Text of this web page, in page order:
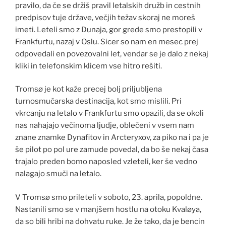
:
/
/
m
o
d
f
i
n
i
l
a
d
v
s
e
r
pravilo, da če se držiš pravil letalskih družb in cestnih
predpisov tuje države, večjih težav skoraj ne moreš
imeti. Leteli smo z Dunaja, gor grede smo prestopili v
Frankfurtu, nazaj v Oslu. Sicer so nam en mesec prej
odpovedali en povezovalni let, vendar se je dalo z nekaj
kliki in telefonskim klicem vse hitro rešiti.
Tromsø je kot kaže precej bolj priljubljena
turnosmučarska destinacija, kot smo mislili. Pri
vkrcanju na letalo v Frankfurtu smo opazili, da se okoli
nas nahajajo večinoma ljudje, oblečeni v vsem nam
znane znamke Dynafitov in Arcteryxov, za piko na i pa je
še pilot po pol ure zamude povedal, da bo še nekaj časa
trajalo preden bomo naposled vzleteli, ker še vedno
nalagajo smuči na letalo.
V Tromsø smo prileteli v soboto, 23. aprila, popoldne.
Nastanili smo se v manjšem hostlu na otoku Kvaløya,
da so bili hribi na dohvatu ruke. Je že tako, da je bencin